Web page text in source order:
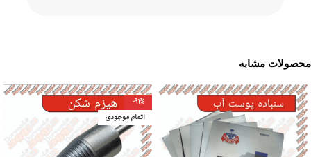
محصولات مشابه
-91%
اتمام موجودی